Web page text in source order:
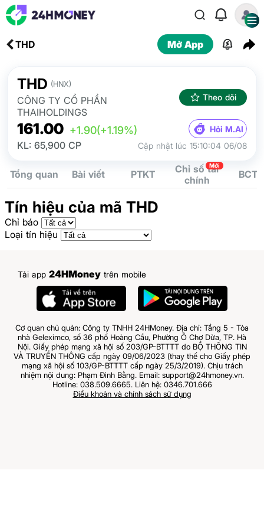
THD Mở App
THD (HNX)
CÔNG TY CỔ PHẦN
THAIHOLDINGS
Theo dõi
161.00 +1.90(+1.19%) Hỏi M.AI
KL: 65,900 CP Cập nhật lúc 15:10:04 06/08
Tổng quan Bài viết PTKT
Chỉ số tài
chính
Mới
BCTC
Tín hiệu của mã THD
Chỉ báo
Loại tín hiệu
Tải app 24HMoney trên mobile
Cơ quan chủ quản: Công ty TNHH 24HMoney. Địa chỉ: Tầng 5 - Tòa
nhà Geleximco, số 36 phố Hoàng Cầu, Phường Ô Chợ Dừa, TP. Hà
Nội. Giấy phép mạng xã hội số 203/GP-BTTTT do BỘ THÔNG TIN
VÀ TRUYỀN THÔNG cấp ngày 09/06/2023 (thay thế cho Giấy phép
mạng xã hội số 103/GP-BTTTT cấp ngày 25/3/2019). Chịu trách
nhiệm nội dung: Phạm Đình Bằng. Email: support@24hmoney.vn.
Hotline: 038.509.6665. Liên hệ: 0346.701.666
Điều khoản và chính sách sử dụng